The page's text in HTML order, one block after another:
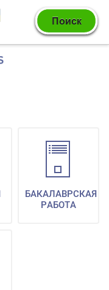
БАКАЛАВРСКАЯ
РАБОТА